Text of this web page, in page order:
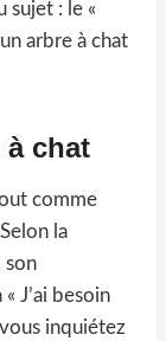
sujet : le «
arbre à chat
à chat
comme
la
son
J’ai besoin
inquiétez